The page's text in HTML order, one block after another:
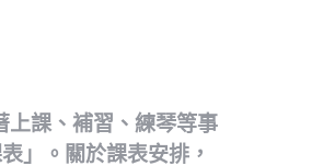
課、補習、練琴等事
」。關於課表安排，